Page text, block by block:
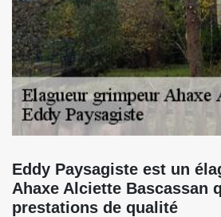
Eddy Paysagiste est un
Ahaxe Alciette Bascassan
prestations de qualité